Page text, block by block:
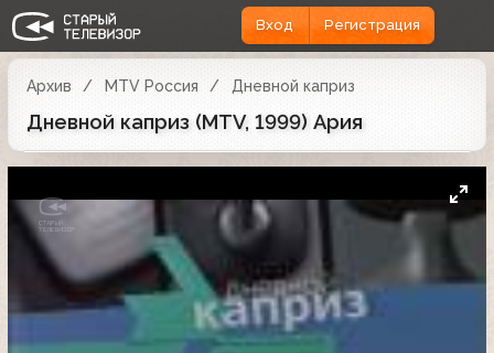
Вход Регистрация
Архив MTV Россия Дневной каприз
Дневной каприз (MTV, 1999) Ария